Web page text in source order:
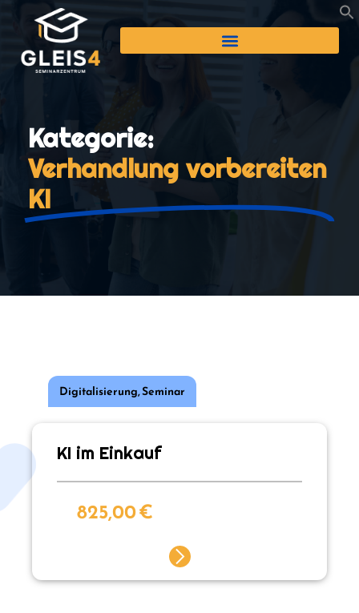
Kategorie:
Verhandlung vorbereiten
KI
Digitalisierung,Seminar
KI im Einkauf
825,00€